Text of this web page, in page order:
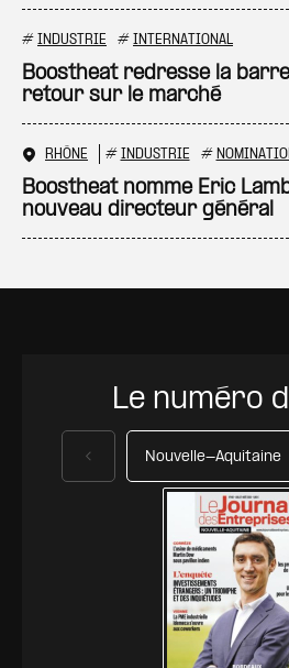
# INDUSTRIE # INTERNATIONAL
Boostheat redresse la
retour sur le marché
RHÔNE # INDUSTRIE #
Boostheat nomme Eric
nouveau directeur général
Le numéro
Précédent